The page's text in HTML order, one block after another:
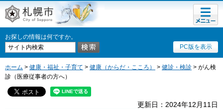
札幌市
お探しの情報は何ですか。
PC版を表示
メニュ
ー
ホーム > 健康・福祉・子育て > 健康（からだ・こころ） > 健診・検診 > がん検
診（医療従事者の方へ）
更新日：2024年12月11日